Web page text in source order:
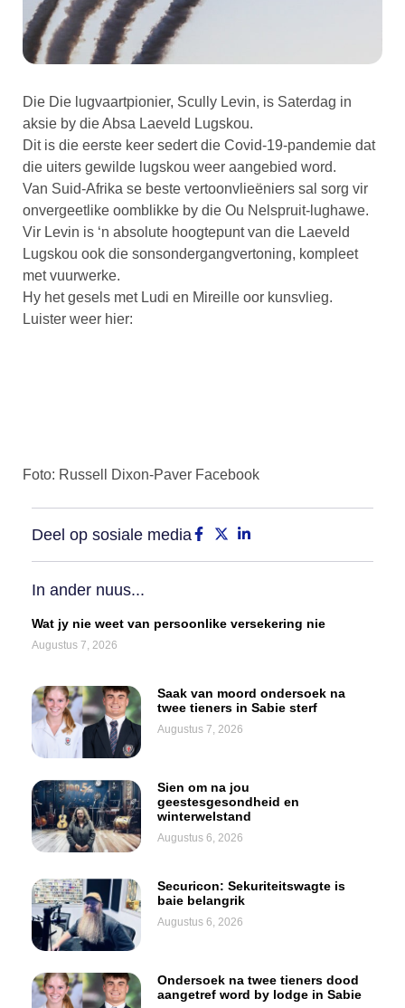
Die Die lugvaartpionier, Scully Levin, is Saterdag in
aksie by die Absa Laeveld Lugskou.
Dit is die eerste keer sedert die Covid-19-pandemie dat
die uiters gewilde lugskou weer aangebied word.
Van Suid-Afrika se beste vertoonvlieëniers sal sorg vir
onvergeetlike oomblikke by die Ou Nelspruit-lughawe.
Vir Levin is ‘n absolute hoogtepunt van die Laeveld
Lugskou ook die sonsondergangvertoning, kompleet
met vuurwerke.
Hy het gesels met Ludi en Mireille oor kunsvlieg.
Luister weer hier:
Foto: Russell Dixon-Paver Facebook
Deel op sosiale media
In ander nuus...
Wat jy nie weet van persoonlike versekering nie
Augustus 7, 2026
Saak van moord ondersoek na
twee tieners in Sabie sterf
Augustus 7, 2026
Sien om na jou
geestesgesondheid en
winterwelstand
Augustus 6, 2026
Securicon: Sekuriteitswagte is
baie belangrik
Augustus 6, 2026
Ondersoek na twee tieners dood
aangetref word by lodge in Sabie